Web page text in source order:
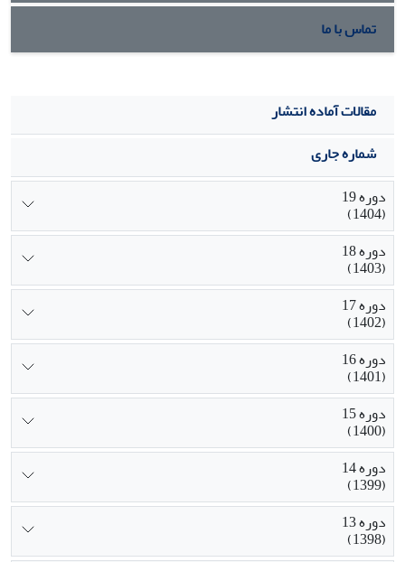
تماس با ما
مقالات آماده انتشار
شماره جاری
دوره 19
(1404)
دوره 18
(1403)
دوره 17
(1402)
دوره 16
(1401)
دوره 15
(1400)
دوره 14
(1399)
دوره 13
(1398)